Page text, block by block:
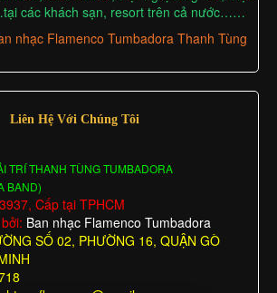
các khách sạn, resort trên cả nước……
Liên Hệ Với Chúng Tôi
TRÍ THANH TÙNG TUMBADORA
BAND)
Cấp tại TPHCM
Ban nhạc Flamenco Tumbadora
SỐ 02, PHƯỜNG 16, QUẬN GÒ